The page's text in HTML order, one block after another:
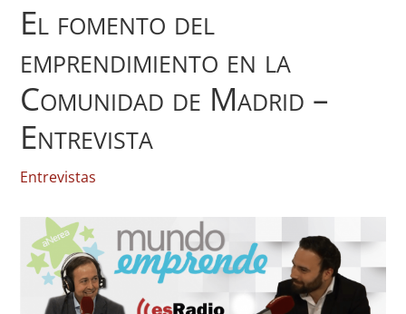
El fomento del
emprendimiento en la
Comunidad de Madrid –
Entrevista
Entrevistas